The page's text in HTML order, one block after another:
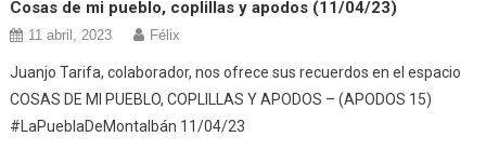
Cosas de mi pueblo, coplillas y apodos (11/04/23)
11 abril, 2023 Félix
Juanjo Tarifa, colaborador, nos ofrece sus recuerdos en el espacio
COSAS DE MI PUEBLO, COPLILLAS Y APODOS – (APODOS 15)
#LaPueblaDeMontalbán 11/04/23